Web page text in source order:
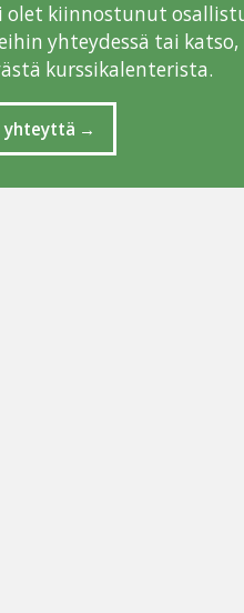
olet kiinnostunut
yhteydessä tai
kurssikalenterista.
yhteyttä